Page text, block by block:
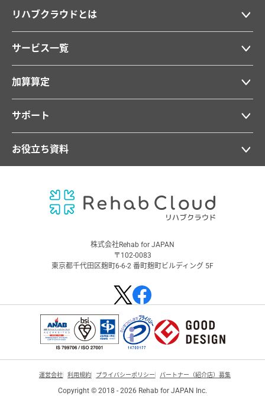
リハブクラウドとは
サービス一覧
加算算定
サポート
お役立ち資料
株式会社Rehab for JAPAN
〒102-0083
東京都千代田区麹町6-6-2 番町麹町ビルディング 5F
運営会社 利用規約 プライバシーポリシー パートナー（紹介店）募集
Copyright © 2018 - 2026 Rehab for JAPAN Inc.